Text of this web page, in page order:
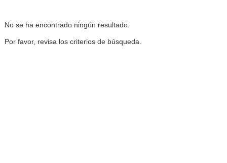
No se ha encontrado ningún resultado.
Por favor, revisa los criterios de búsqueda.